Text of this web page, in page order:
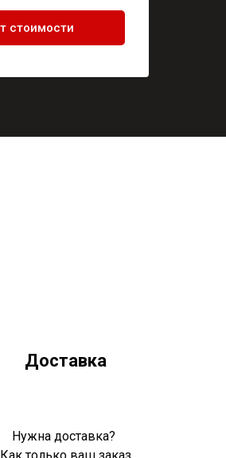
стоимости
Доставка
Нужна доставка?